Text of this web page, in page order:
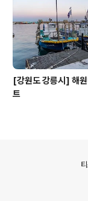
[강원도 강릉시] 해
트